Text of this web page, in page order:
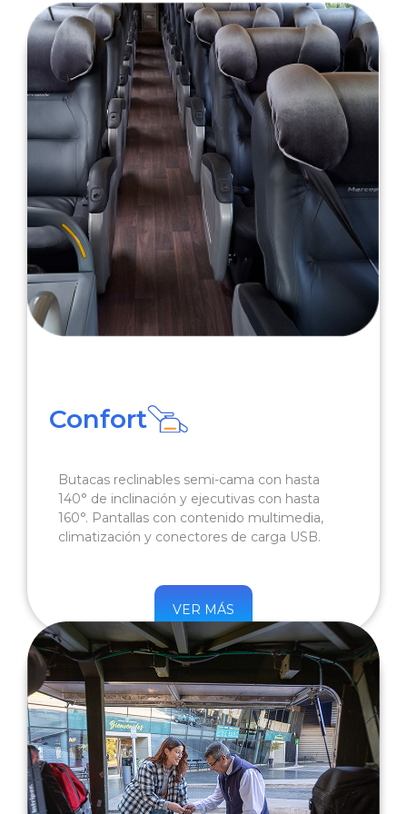
Confort
Butacas reclinables semi-cama con hasta
140° de inclinación y ejecutivas con hasta
160°. Pantallas con contenido multimedia,
climatización y conectores de carga USB.
VER MÁS